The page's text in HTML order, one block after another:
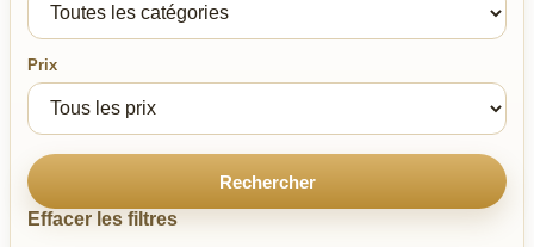
Prix
Rechercher
Effacer les filtres